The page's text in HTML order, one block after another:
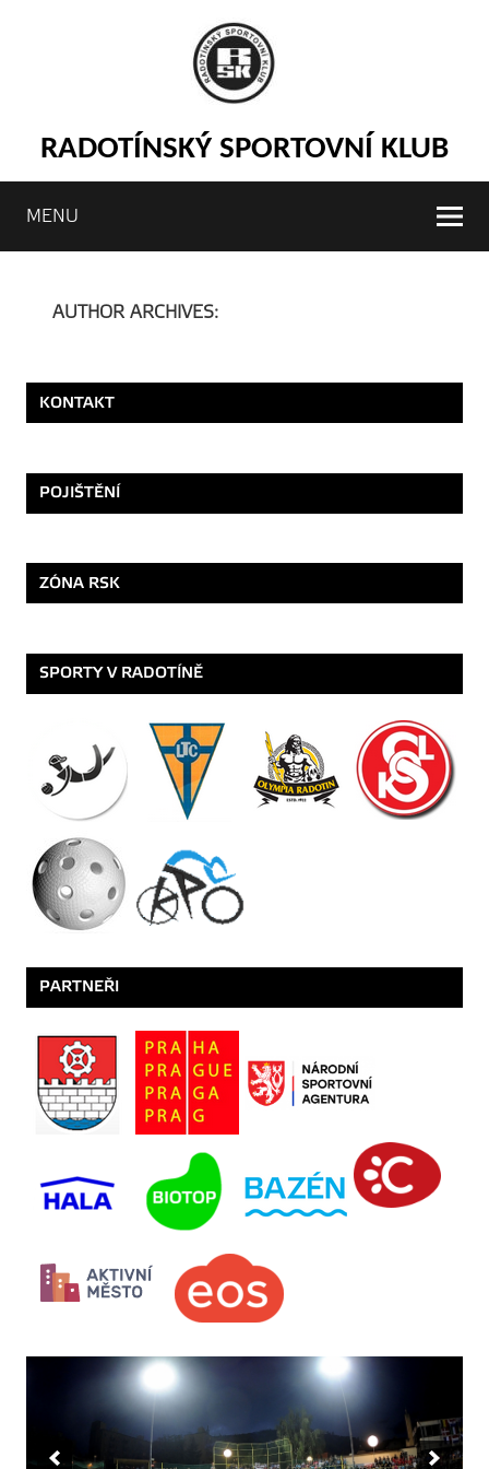
RADOTÍNSKÝ SPORTOVNÍ KLUB
MENU
AUTHOR ARCHIVES:
KONTAKT
POJIŠTĚNÍ
ZÓNA RSK
SPORTY V RADOTÍNĚ
PARTNEŘI